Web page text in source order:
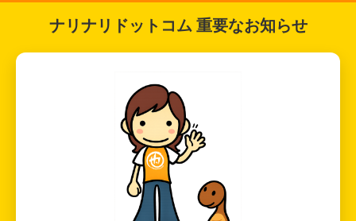
ナリナリドットコム 重要なお知らせ